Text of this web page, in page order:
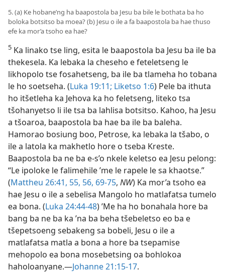
5. (a) Ke hobane’ng ha baapostola ba Jesu ba bile le bothata ba ho
boloka botsitso ba moea? (b) Jesu o ile a fa baapostola ba hae thuso
efe ka mor’a tsoho ea hae?
5 Ka linako tse ling, esita le baapostola ba Jesu ba ile ba
thekesela. Ka lebaka la cheseho e feteletseng le
likhopolo tse fosahetseng, ba ile ba tlameha ho tobana
le ho soetseha. (Luka 19:11; Liketso 1:6) Pele ba ithuta
ho itšetleha ka Jehova ka ho feletseng, liteko tsa
tšohanyetso li ile tsa ba lahlisa botsitso. Kahoo, ha Jesu
a tšoaroa, baapostola ba hae ba ile ba baleha.
Hamorao bosiung boo, Petrose, ka lebaka la tšabo, o
ile a latola ka makhetlo hore o tseba Kreste.
Baapostola ba ne ba e-s’o nkele keletso ea Jesu
pelong: “Le ipoloke le falimehile ’me le rapele le sa
khaotse.” (Mattheu 26:41,55, 56,69-75,NW ) Ka mor’a
tsoho ea hae Jesu o ile a sebelisa Mangolo ho
matlafatsa tumelo ea bona. ( Luka 24:44-48) ’Me ha ho
bonahala hore ba bang ba ne ba ka ’na ba beha
tšebeletso eo ba e tšepetsoeng sebakeng sa bobeli,
Jesu o ile a matlafatsa matla a bona a hore ba
tsepamise mehopolo ea bona mosebetsing oa
bohlokoa haholoanyane.—Johanne 21:15-17